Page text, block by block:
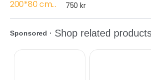
750 kr